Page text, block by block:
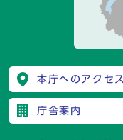
本庁へのアクセス
庁舎案内